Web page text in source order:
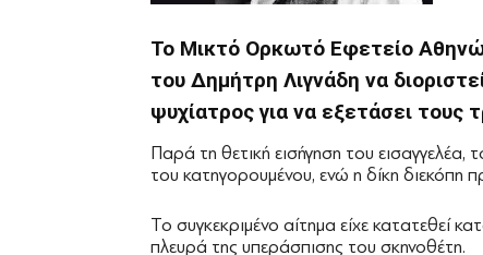
Το Μικτό Ορκωτό Εφετείο
του Δημήτρη Λιγνάδη να
ψυχίατρος για να εξετάσει τους
Παρά τη θετική εισήγηση του εισαγγελέα,
του κατηγορουμένου, ενώ η δίκη διεκόπη
Το συγκεκριμένο αίτημα είχε κατατεθεί
πλευρά της υπεράσπισης του σκηνοθέτη.